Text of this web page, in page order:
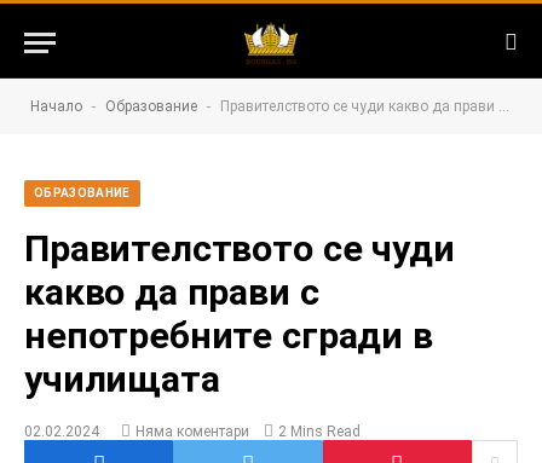
Начало - Образование - Правителството се чуди какво да прави с непотребните сгради в училищата
ОБРАЗОВАНИЕ
Правителството се чуди
какво да прави с
непотребните сгради в
училищата
02.02.2024 Няма коментари 2 Mins Read